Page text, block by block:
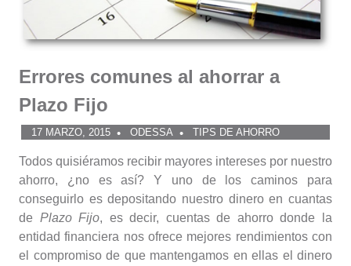
Errores comunes al ahorrar a
Plazo Fijo
17 MARZO, 2015 ODESSA TIPS DE AHORRO
Todos quisiéramos recibir mayores intereses por nuestro
ahorro, ¿no es así? Y uno de los caminos para
conseguirlo es depositando nuestro dinero en cuantas
de Plazo Fijo, es decir, cuentas de ahorro donde la
entidad financiera nos ofrece mejores rendimientos con
el compromiso de que mantengamos en ellas el dinero